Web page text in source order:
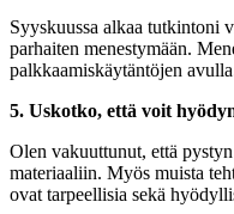
Syyskuussa alkaa tutkintoni
parhaiten menestymään.
palkkaamiskäytäntöjen
5. Uskotko, että voit
Olen vakuuttunut, että
materiaaliin. Myös muista
ovat tarpeellisia sekä